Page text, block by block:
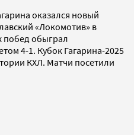
оказался новый
«Локомотив» в
побед обыграл
4-1. Кубок Гагарина-2025
КХЛ. Матчи посетили